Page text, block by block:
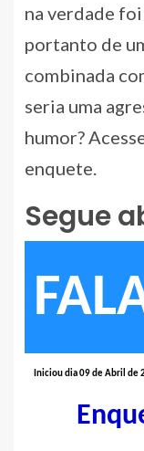
na verdade foi
portanto de
combinada
seria uma
humor?
enquete.
Segue
Iniciou dia 09 de Abril de